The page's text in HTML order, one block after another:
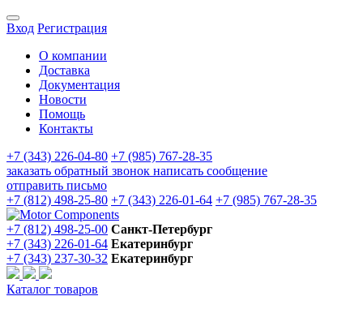
Вход Регистрация
О компании
Доставка
Документация
Новости
Помощь
Контакты
+7 (343) 226-04-80 +7 (985) 767-28-35
заказать обратный звонок написать сообщение
отправить письмо
+7 (812) 498-25-80 +7 (343) 226-01-64 +7 (985) 767-28-35
+7 (812) 498-25-00 Санкт-Петербург
+7 (343) 226-01-64 Екатеринбург
+7 (343) 237-30-32 Екатеринбург
Каталог товаров